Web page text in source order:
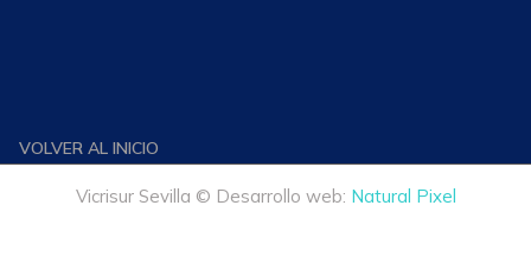
VOLVER AL INICIO
Vicrisur Sevilla © Desarrollo web: Natural Pixel